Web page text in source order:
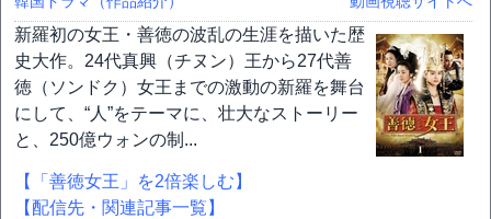
新羅初の女王・善徳の波乱の生涯を描いた歴
史大作。24代真興（チヌン）王から27代善
徳（ソンドク）女王までの激動の新羅を舞台
にして、“人”をテーマに、壮大なストーリー
と、250億ウォンの制...
【「善徳女王」を2倍楽しむ】
【配信先・関連記事一覧】